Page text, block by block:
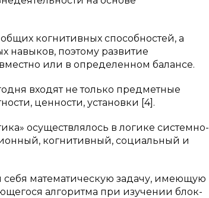
когнитивных способностей, а
навыков, поэтому развитие
или в определенном балансе.
входят не только предметные
ценности, установки [4].
осуществлялось в логике системно-
когнитивный, социальный и
математическую задачу, имеющую
алгоритма при изучении блок-